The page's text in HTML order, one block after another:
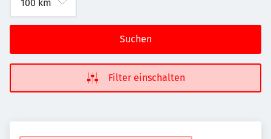
Suchen
Filter einschalten